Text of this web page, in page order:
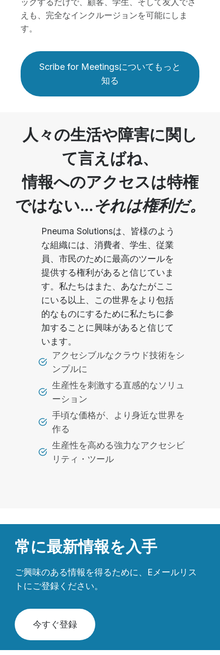
えも、完全なインクルージョンを可能にしま
す。
Scribe for Meetingsについてもっと
知る
人々の生活や障害に関し
て言えばね、
情報へのアクセスは特権
ではない...それは権利だ。
Pneuma Solutionsは、皆様のよう
な組織には、消費者、学生、従業
員、市民のために最高のツールを
提供する権利があると信じていま
す。私たちはまた、あなたがここ
にいる以上、この世界をより包括
的なものにするために私たちに参
加することに興味があると信じて
います。
アクセシブルなクラウド技術をシ
ンプルに
生産性を刺激する直感的なソリュ
ーション
手頃な価格が、より身近な世界を
作る
生産性を高める強力なアクセシビ
リティ・ツール
常に最新情報を入手
ご興味のある情報を得るために、Eメールリス
トにご登録ください。
今すぐ登録